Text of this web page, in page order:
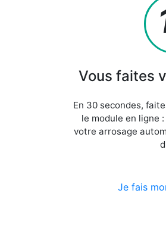
Vous faites
En 30 secondes,
le module en ligne
votre arrosage
Je fais